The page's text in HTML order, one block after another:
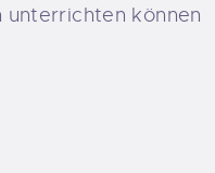
unterrichten können